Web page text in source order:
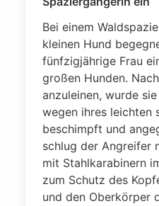
Bei einem
kleinen Hund
fünfzigjährige Frau
großen Hunden.
anzuleinen, wurde
wegen ihres leichten
beschimpft und
schlug der Angreifer
mit Stahlkarabinern
zum Schutz des
und den Oberkörper